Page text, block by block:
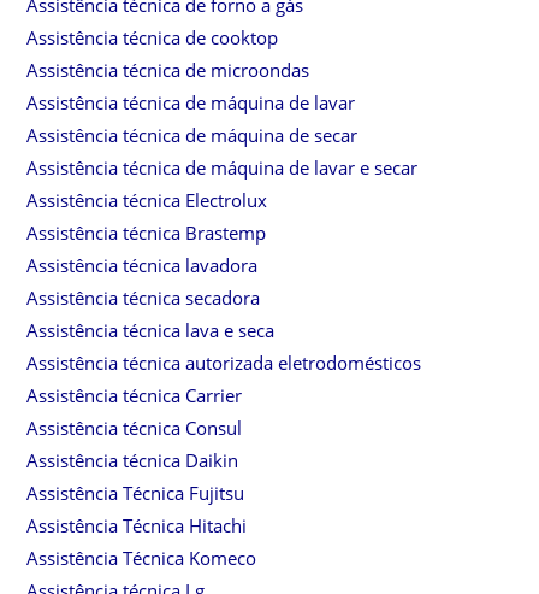
Assistência técnica de cooktop
Assistência técnica de microondas
Assistência técnica de máquina de lavar
Assistência técnica de máquina de secar
Assistência técnica de máquina de lavar e secar
Assistência técnica Electrolux
Assistência técnica Brastemp
Assistência técnica lavadora
Assistência técnica secadora
Assistência técnica lava e seca
Assistência técnica autorizada eletrodomésticos
Assistência técnica Carrier
Assistência técnica Consul
Assistência técnica Daikin
Assistência Técnica Fujitsu
Assistência Técnica Hitachi
Assistência Técnica Komeco